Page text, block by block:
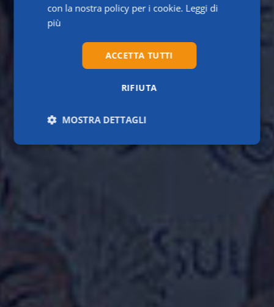
con la nostra policy per i cookie. Leggi di
più
ACCETTA TUTTI
RIFIUTA
MOSTRA DETTAGLI
Necessari Statistici Marketing